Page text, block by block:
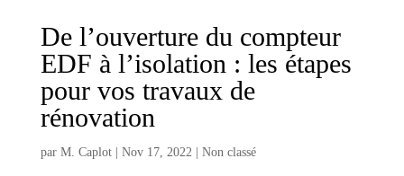
De l’ouverture du compteur
EDF à l’isolation : les étapes
pour vos travaux de
rénovation
par M. Caplot| Nov 17, 2022| Non classé